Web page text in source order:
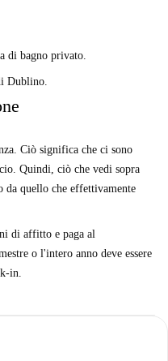
di bagno privato.
Dublino.
Ciò significa che ci sono
Quindi, ciò che vedi sopra
da quello che effettivamente
di affitto e paga al
o l'intero anno deve essere
in.